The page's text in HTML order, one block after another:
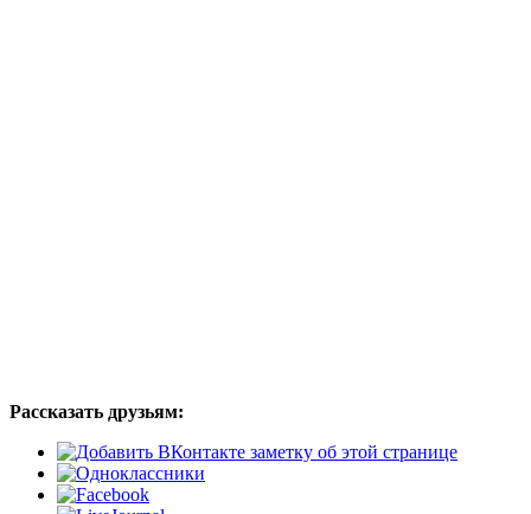
Рассказать друзьям: